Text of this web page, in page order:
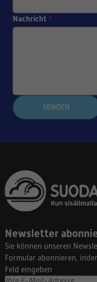
Nachricht *
SENDEN
Newsletter
Sie können unseren
Formular abonnieren,
Feld eingeben